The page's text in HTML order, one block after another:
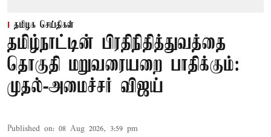
தமிழக செய்திகள்
தமிழ்நாட்டின் பிரதிநிதித்துவத்தை
தொகுதி மறுவரையறை பாதிக்கும்:
முதல்-அமைச்சர் விஜய்
Published on: 08 Aug 2026, 3:59 pm